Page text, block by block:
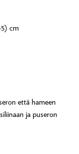
cm
että hameen
ja puseron